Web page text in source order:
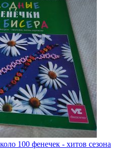
100 фенечек - хитов сезона